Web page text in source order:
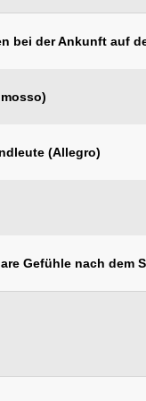
bei der Ankunft auf
(Allegro)
Gefühle nach dem